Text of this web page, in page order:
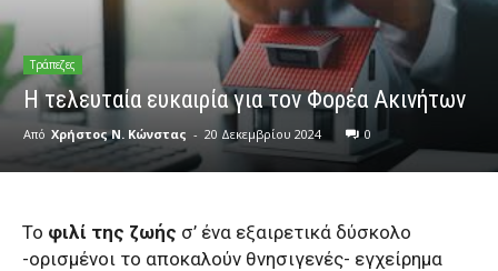
Τράπεζες
Η τελευταία ευκαιρία για τον Φορέα Ακινήτων
Από Χρήστος Ν. Κώνστας - 20 Δεκεμβρίου 2024 0
Το φιλί της ζωής σ’ ένα εξαιρετικά δύσκολο
-ορισμένοι το αποκαλούν θνησιγενές- εγχείρημα